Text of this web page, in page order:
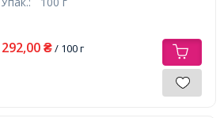
292,00 ₴/ 100 г